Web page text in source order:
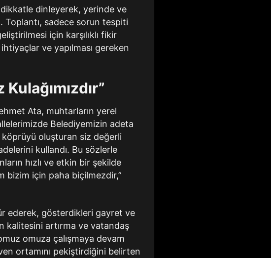
dinleyerek, yerinde ve
Toplantı, sadece sorun tespiti
için karşılıklı fikir
ve yapılması gereken
Ata, muhtarların yerel
Belediyemizin adeta
köprüyü oluşturan siz değerli
kullandı. Bu sözlerle
hızlı ve etkin bir şekilde
bizim için paha biçilmezdir,”
ederek, gösterdikleri gayret ve
kalitesini artırma ve vatandaş
omuza çalışmaya devam
ortamını pekiştirdiğini belirten